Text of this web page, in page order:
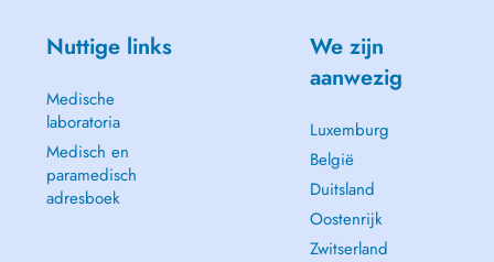
Nuttige links
Medische
laboratoria
Medisch en
paramedisch
adresboek
We zijn
aanwezig
Luxemburg
België
Duitsland
Oostenrijk
Zwitserland